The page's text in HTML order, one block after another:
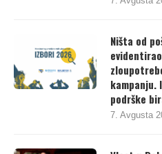
7. Avgusta
Ništa od
kampanju.
podrške
7. Avgusta